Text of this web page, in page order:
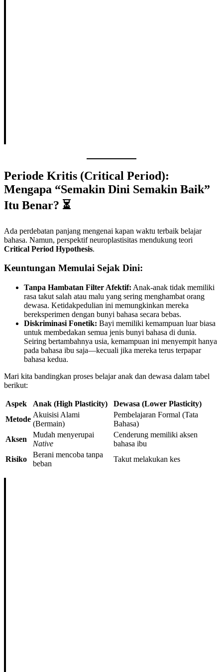
Periode Kritis (Critical Period):
Mengapa “Semakin Dini Semakin Baik”
Itu Benar? ⏳
Ada perdebatan panjang mengenai kapan waktu terbaik belajar
bahasa. Namun, perspektif neuroplastisitas mendukung teori
Critical Period Hypothesis.
Keuntungan Memulai Sejak Dini:
Tanpa Hambatan Filter Afektif: Anak-anak tidak memiliki
rasa takut salah atau malu yang sering menghambat orang
dewasa. Ketidakpedulian ini memungkinkan mereka
bereksperimen dengan bunyi bahasa secara bebas.
Diskriminasi Fonetik: Bayi memiliki kemampuan luar biasa
untuk membedakan semua jenis bunyi bahasa di dunia.
Seiring bertambahnya usia, kemampuan ini menyempit hanya
pada bahasa ibu saja—kecuali jika mereka terus terpapar
bahasa kedua.
Mari kita bandingkan proses belajar anak dan dewasa dalam tabel
berikut:
Aspek Anak (High Plasticity)
Dewasa (Lower Plasticity)
Metode
Akuisisi Alami
(Bermain)
Pembelajaran Formal (Tata
Bahasa)
Aksen
Mudah menyerupai
Native
Cenderung memiliki aksen
bahasa ibu
Risiko
Berani mencoba tanpa
beban
Takut melakukan kes